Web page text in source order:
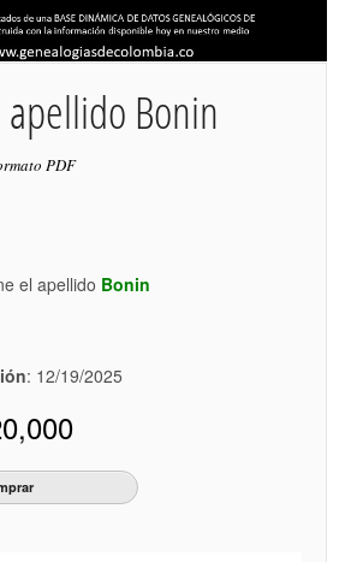
Bonin
PDF
el apellido Bonin
: 12/19/2025